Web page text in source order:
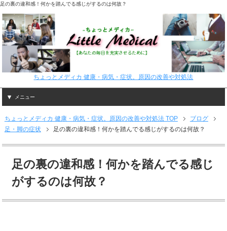
足の裏の違和感！何かを踏んでる感じがするのは何故？
ちょっとメディカ 健康・病気・症状。原因の改善や対処法
メニュー
ちょっとメディカ 健康・病気・症状。原因の改善や対処法 TOP
ブログ
足・脚の症状
足の裏の違和感！何かを踏んでる感じがするのは何故？
足の裏の違和感！何かを踏んでる感じ
がするのは何故？